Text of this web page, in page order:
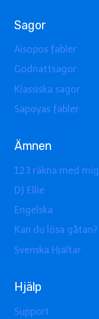
Sagor
Aisopos fabler
Godnattsagor
Klassiska sagor
Sapoyas fabler
Ämnen
123 räkna med mig
DJ Ellie
Engelska
Kan du lösa gåtan?
Svenska Hjältar
Hjälp
Support